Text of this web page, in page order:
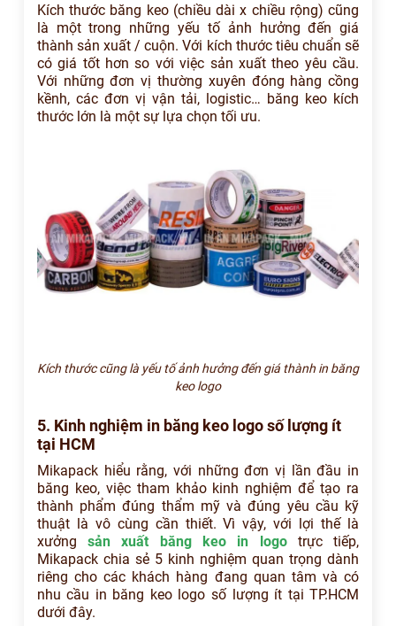
Kích thước băng keo (chiều dài x chiều rộng) cũng
là một trong những yếu tố ảnh hưởng đến giá
thành sản xuất / cuộn. Với kích thước tiêu chuẩn sẽ
có giá tốt hơn so với việc sản xuất theo yêu cầu.
Với những đơn vị thường xuyên đóng hàng cồng
kềnh, các đơn vị vận tải, logistic… băng keo kích
thước lớn là một sự lựa chọn tối ưu.
Kích thước cũng là yếu tố ảnh hưởng đến giá thành in băng
keo logo
5. Kinh nghiệm in băng keo logo số lượng ít
tại HCM
Mikapack hiểu rằng, với những đơn vị lần đầu in
băng keo, việc tham khảo kinh nghiệm để tạo ra
thành phẩm đúng thẩm mỹ và đúng yêu cầu kỹ
thuật là vô cùng cần thiết. Vì vậy, với lợi thế là
xưởngsản xuất băng keo in logotrực tiếp,
Mikapack chia sẻ 5 kinh nghiệm quan trọng dành
riêng cho các khách hàng đang quan tâm và có
nhu cầu in băng keo logo số lượng ít tại TP.HCM
dưới đây.